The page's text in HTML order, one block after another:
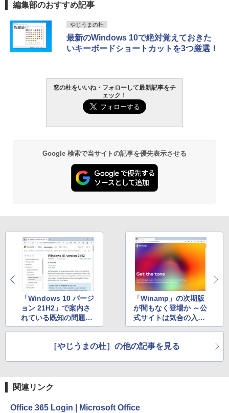
Robloxギフトカード - 800 Robux 【限
インゲームコード】 ロブロックス | オン
ラインコード版
Microsoft Office Home & Business 202
4(最新 永続版)|オンラインコード版|Wind
ows11、10/mac対応|PC2台
Robloxギフトカード - 2,000 Robux 【限
定バーチャルアイテムを含む】 【オンラ
インゲームコード】 ロブロックス | オン
ラインコード版
Robloxギフトカード - 1000 Robux 【限
定バーチャルアイテムを含む】 【オンラ
インゲームコード】 ロブロックス |オン
ラインコード版
￥1,600
Windows版 | Minecraft (マインクラフ
ト): Java & Bedrock Edition | オンライ
ンコード版
￥3,600
生成AIパスポート公式テキスト 第４版
￥1,766
AIイラスト表現辞典: 思い通りの絵を引き
出す プロンプトの言葉 AI画像生成シリー
ズ (はぴーイラストLabo)
ClaudeCode いちばんやさしい 教科書:
方 マニュアル AI副業にもコンテンツ作成
にもKindle出版にも！ 非エンジニアのた
めのAIコーディング入門シリーズ
￥99
1冊ですべて身につくHTML & CSSとWe
bデザイン入門講座［第2版］
FM TOWNS ハイパー・カタログ: 本体ハ
ードウェア・市販ソフトウェアのパーフ
ェクトリストと最新エミュレータ紹介
Amazon Kindle Paperwhite (16GB) 7イ
週間持続バッテリー、広告なし、ブラッ
ク
Amazon Kindle - 目に優しい、かさばら
ない、大きな画面で読みやすい、6週間持
続バッテリー、6インチディスプレイ電子
￥16,980
Kindle Paperwhite シグニチャーエディ
ション (32GB) 7インチディスプレイ、明
持続バッテリー、広告なし、メタリック
￥27,980
Amazon Kindle Colorsoft | 16GBストレ
ージ、防水、7インチカラーディスプレ
イ、色調調節ライト、最大8週間持続バッ
テリー、広告無し、ブラック (2025年発
売)
￥31,980
New Amazon Kindle Scribe Colorsoft |
レージ、ノート機能搭載、明るさ自動調
編集部のおすすめ記事
やじうまの杜
最新のWindows 10で絶対覚えておきた
いキーボードショートカットを3つ厳選！
窓の杜をいいね・フォローして最新記事をチ
ェック！
Google 検索で当サイトの記事を優先表示させる
「Windows 10 バージ
ョン 21H2」で案内さ
れている既知の問題は
2件のみ
「Winamp」の次期版
が間もなく登場か ～公
式サイトは気合の入っ
たデザインに
［やじうまの杜］の他の記事を見る
関連リンク
Office 365 Login | Microsoft Office